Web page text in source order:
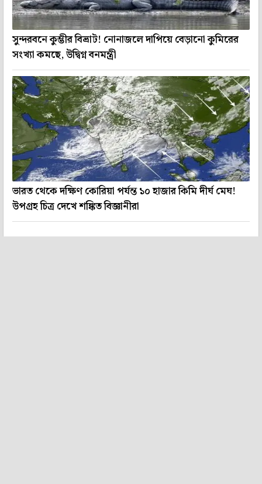
সুন্দরবনে কুম্ভীর বিভ্রাট! নোনাজলে দাপিয়ে বেড়ানো কুমিরের
সংখ্যা কমছে, উদ্বিগ্ন বনমন্ত্রী
ভারত থেকে দক্ষিণ কোরিয়া পর্যন্ত ১০ হাজার কিমি দীর্ঘ মেঘ!
উপগ্রহ চিত্র দেখে শঙ্কিত বিজ্ঞানীরা